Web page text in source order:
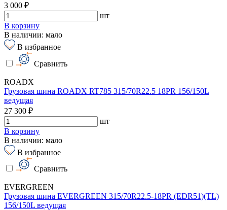
3 000 ₽
шт
В корзину
В наличии: мало
В избранное
Сравнить
ROADX
Грузовая шина ROADX RT785 315/70R22.5 18PR 156/150L
ведущая
27 300 ₽
шт
В корзину
В наличии: мало
В избранное
Сравнить
EVERGREEN
Грузовая шина EVERGREEN 315/70R22.5-18PR (EDR51)(TL)
156/150L ведущая